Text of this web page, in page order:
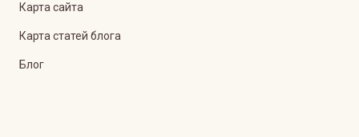
Карта сайта
Карта статей блога
Блог